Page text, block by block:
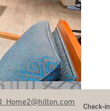
@hilton.com
Check-in